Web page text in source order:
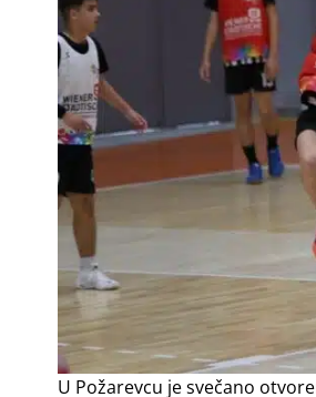
U Požarevcu je svečano